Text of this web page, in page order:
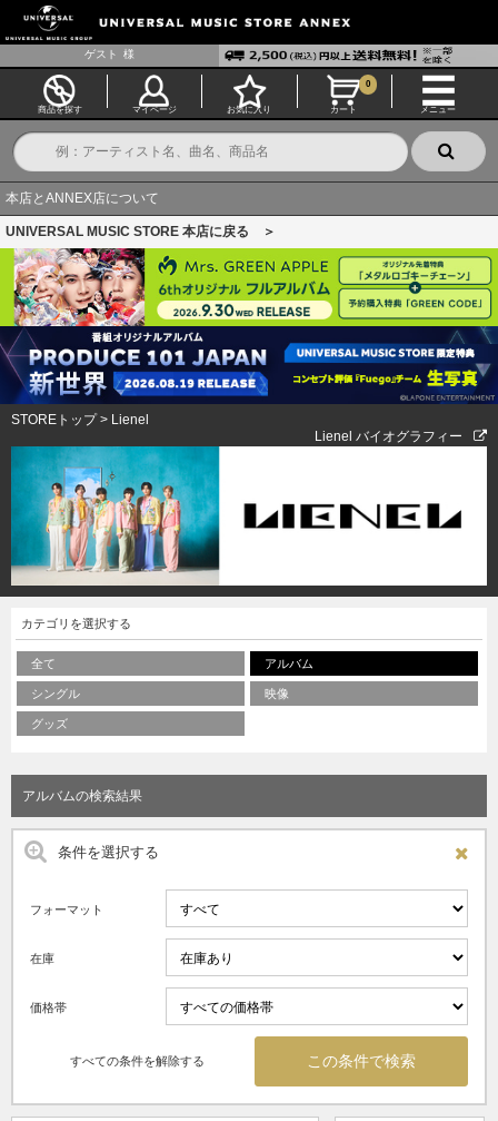
ゲスト 様
商品を探す マイページ お気に入り カート
0
メニュー
本店とANNEX店について
UNIVERSAL MUSIC STORE 本店に戻る ＞
STOREトップ> Lienel
Lienel バイオグラフィー
カテゴリを選択する
全て アルバム
シングル 映像
グッズ
アルバムの検索結果
条件を選択する
フォーマット
在庫
価格帯
すべての条件を解除する